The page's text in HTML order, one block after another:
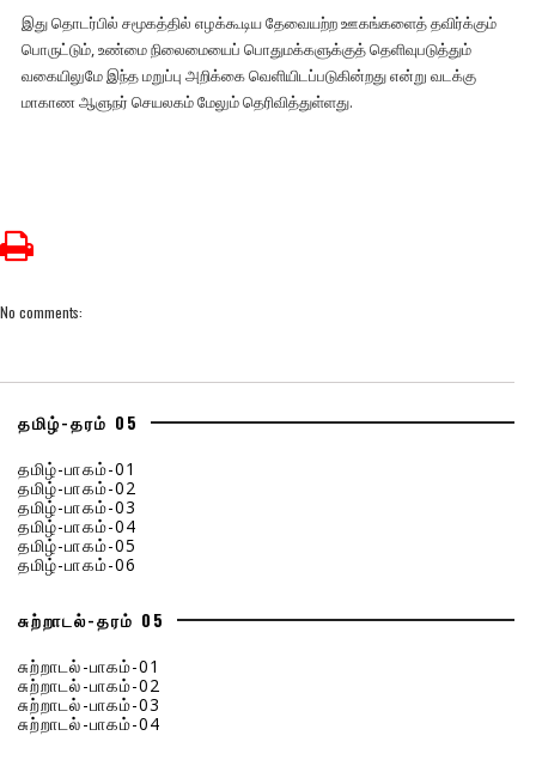
இது தொடர்பில் சமூகத்தில் எழக்கூடிய தேவையற்ற ஊகங்களைத் தவிர்க்கும்
பொருட்டும், உண்மை நிலைமையைப் பொதுமக்களுக்குத் தெளிவுபடுத்தும்
வகையிலுமே இந்த மறுப்பு அறிக்கை வெளியிடப்படுகின்றது என்று வடக்கு
மாகாண ஆளுநர் செயலகம் மேலும் தெரிவித்துள்ளது.
No comments:
தமிழ்-தரம் 05
தமிழ்-பாகம்-01
தமிழ்-பாகம்-02
தமிழ்-பாகம்-03
தமிழ்-பாகம்-04
தமிழ்-பாகம்-05
தமிழ்-பாகம்-06
சுற்றாடல்-தரம் 05
சுற்றாடல்-பாகம்-01
சுற்றாடல்-பாகம்-02
சுற்றாடல்-பாகம்-03
சுற்றாடல்-பாகம்-04